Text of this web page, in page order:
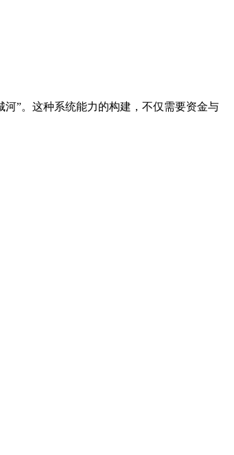
”。这种系统能力的构建，不仅需要资金与